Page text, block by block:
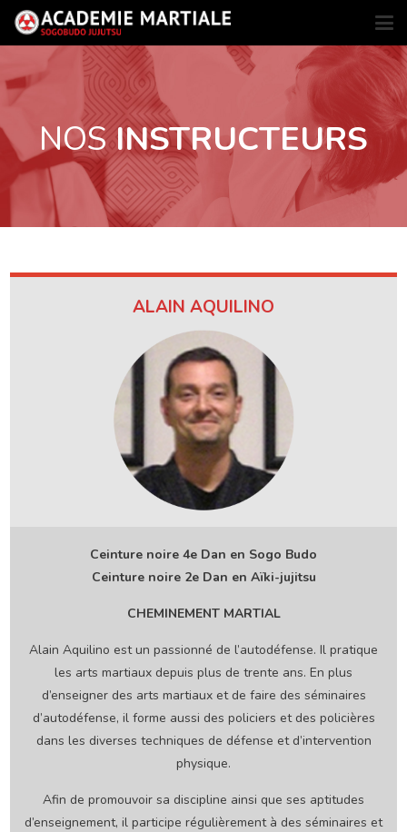
NOSINSTRUCTEURS
ALAIN AQUILINO
Ceinture noire 4e Dan en Sogo Budo
Ceinture noire 2e Dan en Aïki-jujitsu
CHEMINEMENT MARTIAL
Alain Aquilino est un passionné de l’autodéfense. Il pratique
les arts martiaux depuis plus de trente ans. En plus
d’enseigner des arts martiaux et de faire des séminaires
d’autodéfense, il forme aussi des policiers et des policières
dans les diverses techniques de défense et d’intervention
physique.
Afin de promouvoir sa discipline ainsi que ses aptitudes
d’enseignement, il participe régulièrement à des séminaires et